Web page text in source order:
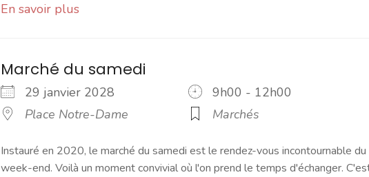
En savoir plus
Marché du samedi
29 janvier 2028
9h00 - 12h00
Place Notre-Dame
Marchés
Instauré en 2020, le marché du samedi est le rendez-vous incontournable du
week-end. Voilà un moment convivial où l'on prend le temps d'échanger.